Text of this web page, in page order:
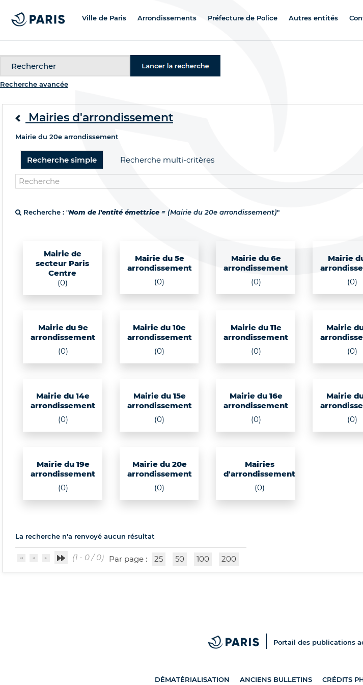
Ville de Paris Arrondissements Préfecture de Police Autres entités
Recherche avancée
Mairies d'arrondissement
Mairie du 20e arrondissement
Recherche simple Recherche multi-critères
Recherche : "Nom de l'entité émettrice = (Mairie du 20e arrondissement)"
Mairie de
secteur Paris
Centre
(0)
Mairie du 5e
arrondissement
(0)
Mairie du 6e
arrondissement
(0)
Mairie
(0)
Mairie du 9e
arrondissement
(0)
Mairie du 10e
arrondissement
(0)
Mairie du 11e
arrondissement
(0)
Mairie
(0)
Mairie du 14e
arrondissement
(0)
Mairie du 15e
arrondissement
(0)
Mairie du 16e
arrondissement
(0)
Mairie
(0)
Mairie du 19e
arrondissement
(0)
Mairie du 20e
arrondissement
(0)
Mairies
d'arrondissement
(0)
La recherche n'a renvoyé aucun résultat
(1 - 0 / 0) Par page : 25 50 100 200
Portail des publications
DÉMATÉRIALISATION ANCIENS BULLETINS CRÉDITS